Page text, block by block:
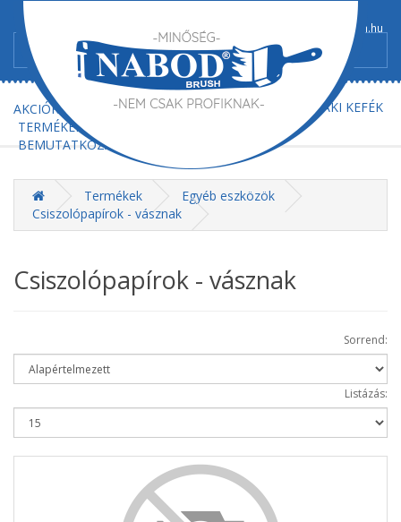
+36/52-367-602 info@nabod-brush.hu
FŐOLDAL AJÁNLATKÉRÉS MŰSZAKI KEFÉK
AKCIÓK
TERMÉKEK
BEMUTATKOZÁS
Termékek
Egyéb eszközök
Csiszolópapírok - vásznak
Csiszolópapírok - vásznak
Sorrend:
Listázás: